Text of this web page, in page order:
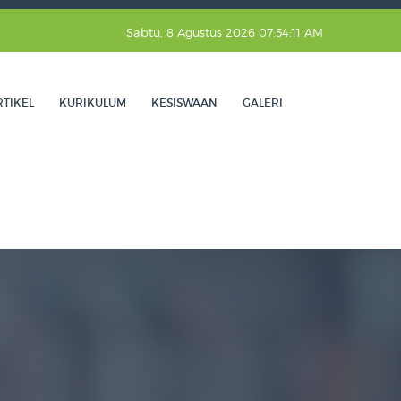
Sabtu, 8 Agustus 2026 07:54:11 AM
KURIKULUM KESISWAAN GALERI